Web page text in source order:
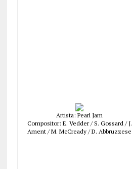
Artista: Pearl Jam
Compositor: E. Vedder / S. Gossard / J.
Ament / M. McCready / D. Abbruzzese